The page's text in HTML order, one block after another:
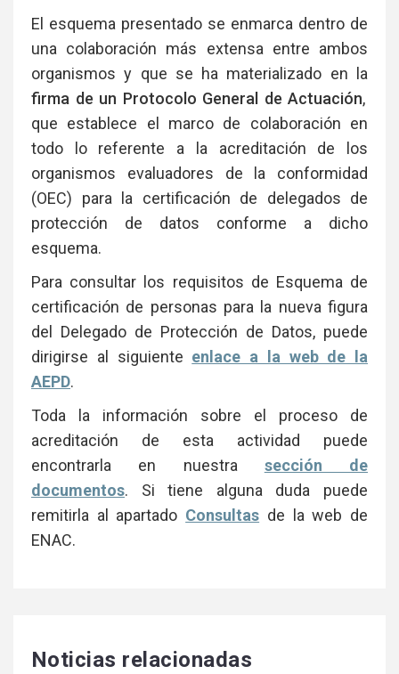
El esquema presentado se enmarca dentro de
una colaboración más extensa entre ambos
organismos y que se ha materializado en la
firma de un Protocolo General de Actuación,
que establece el marco de colaboración en
todo lo referente a la acreditación de los
organismos evaluadores de la conformidad
(OEC) para la certificación de delegados de
protección de datos conforme a dicho
esquema.
Para consultar los requisitos de Esquema de
certificación de personas para la nueva figura
del Delegado de Protección de Datos, puede
dirigirse al siguiente enlace a la web de la
AEPD.
Toda la información sobre el proceso de
acreditación de esta actividad puede
encontrarla en nuestra sección de
documentos. Si tiene alguna duda puede
remitirla al apartado Consultas de la web de
ENAC.
Noticias relacionadas